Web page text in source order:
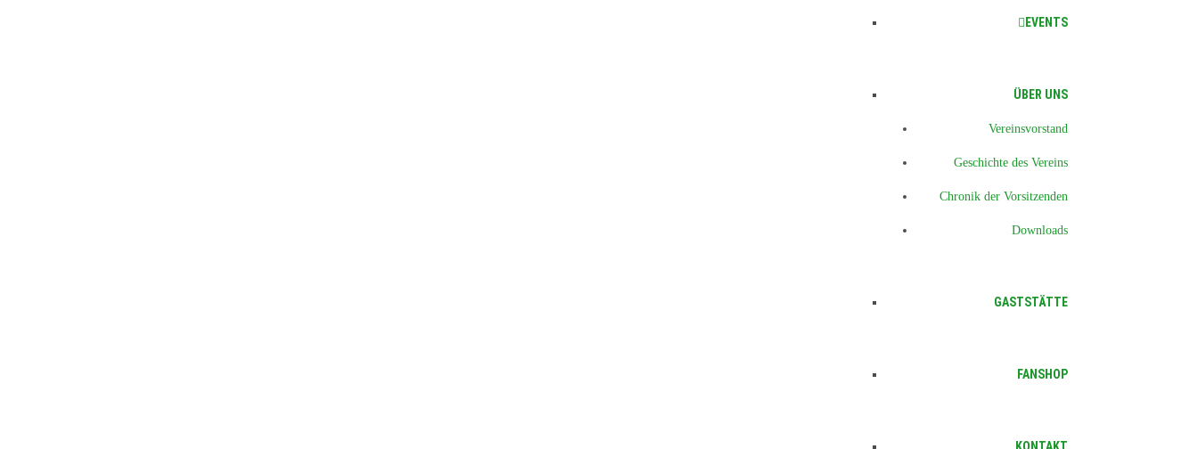
EVENTS
ÜBER UNS
Vereinsvorstand
Geschichte des Vereins
Chronik der Vorsitzenden
Downloads
GASTSTÄTTE
FANSHOP